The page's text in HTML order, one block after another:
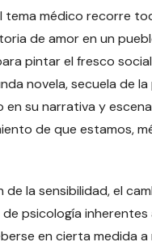
tema médico recorre
de amor en un
pintar el fresco
novela, secuela de
su narrativa y
de que estamos,
de la sensibilidad, el
psicología
en cierta medida a